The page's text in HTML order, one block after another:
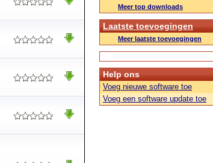
Meer top downloads
Laatste toevoegingen
Meer laatste toevoegingen
Help ons
Voeg nieuwe software toe
Voeg een software update toe